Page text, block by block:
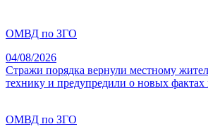
ОМВД по ЗГО
04/08/2026
Стражи порядка вернули местному
технику и предупредили о новых
ОМВД по ЗГО